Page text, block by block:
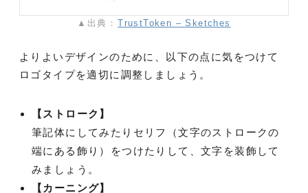
▲出典： TrustToken – Sketches
よりよいデザインのために、以下の点に気をつけて
ロゴタイプを適切に調整しましょう。
【ストローク】
筆記体にしてみたりセリフ（文字のストロークの
端にある飾り）をつけたりして、文字を装飾して
みましょう。
【カーニング】